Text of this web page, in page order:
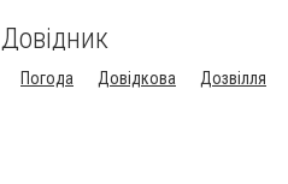
Довідник
Погода Довідкова Дозвілля